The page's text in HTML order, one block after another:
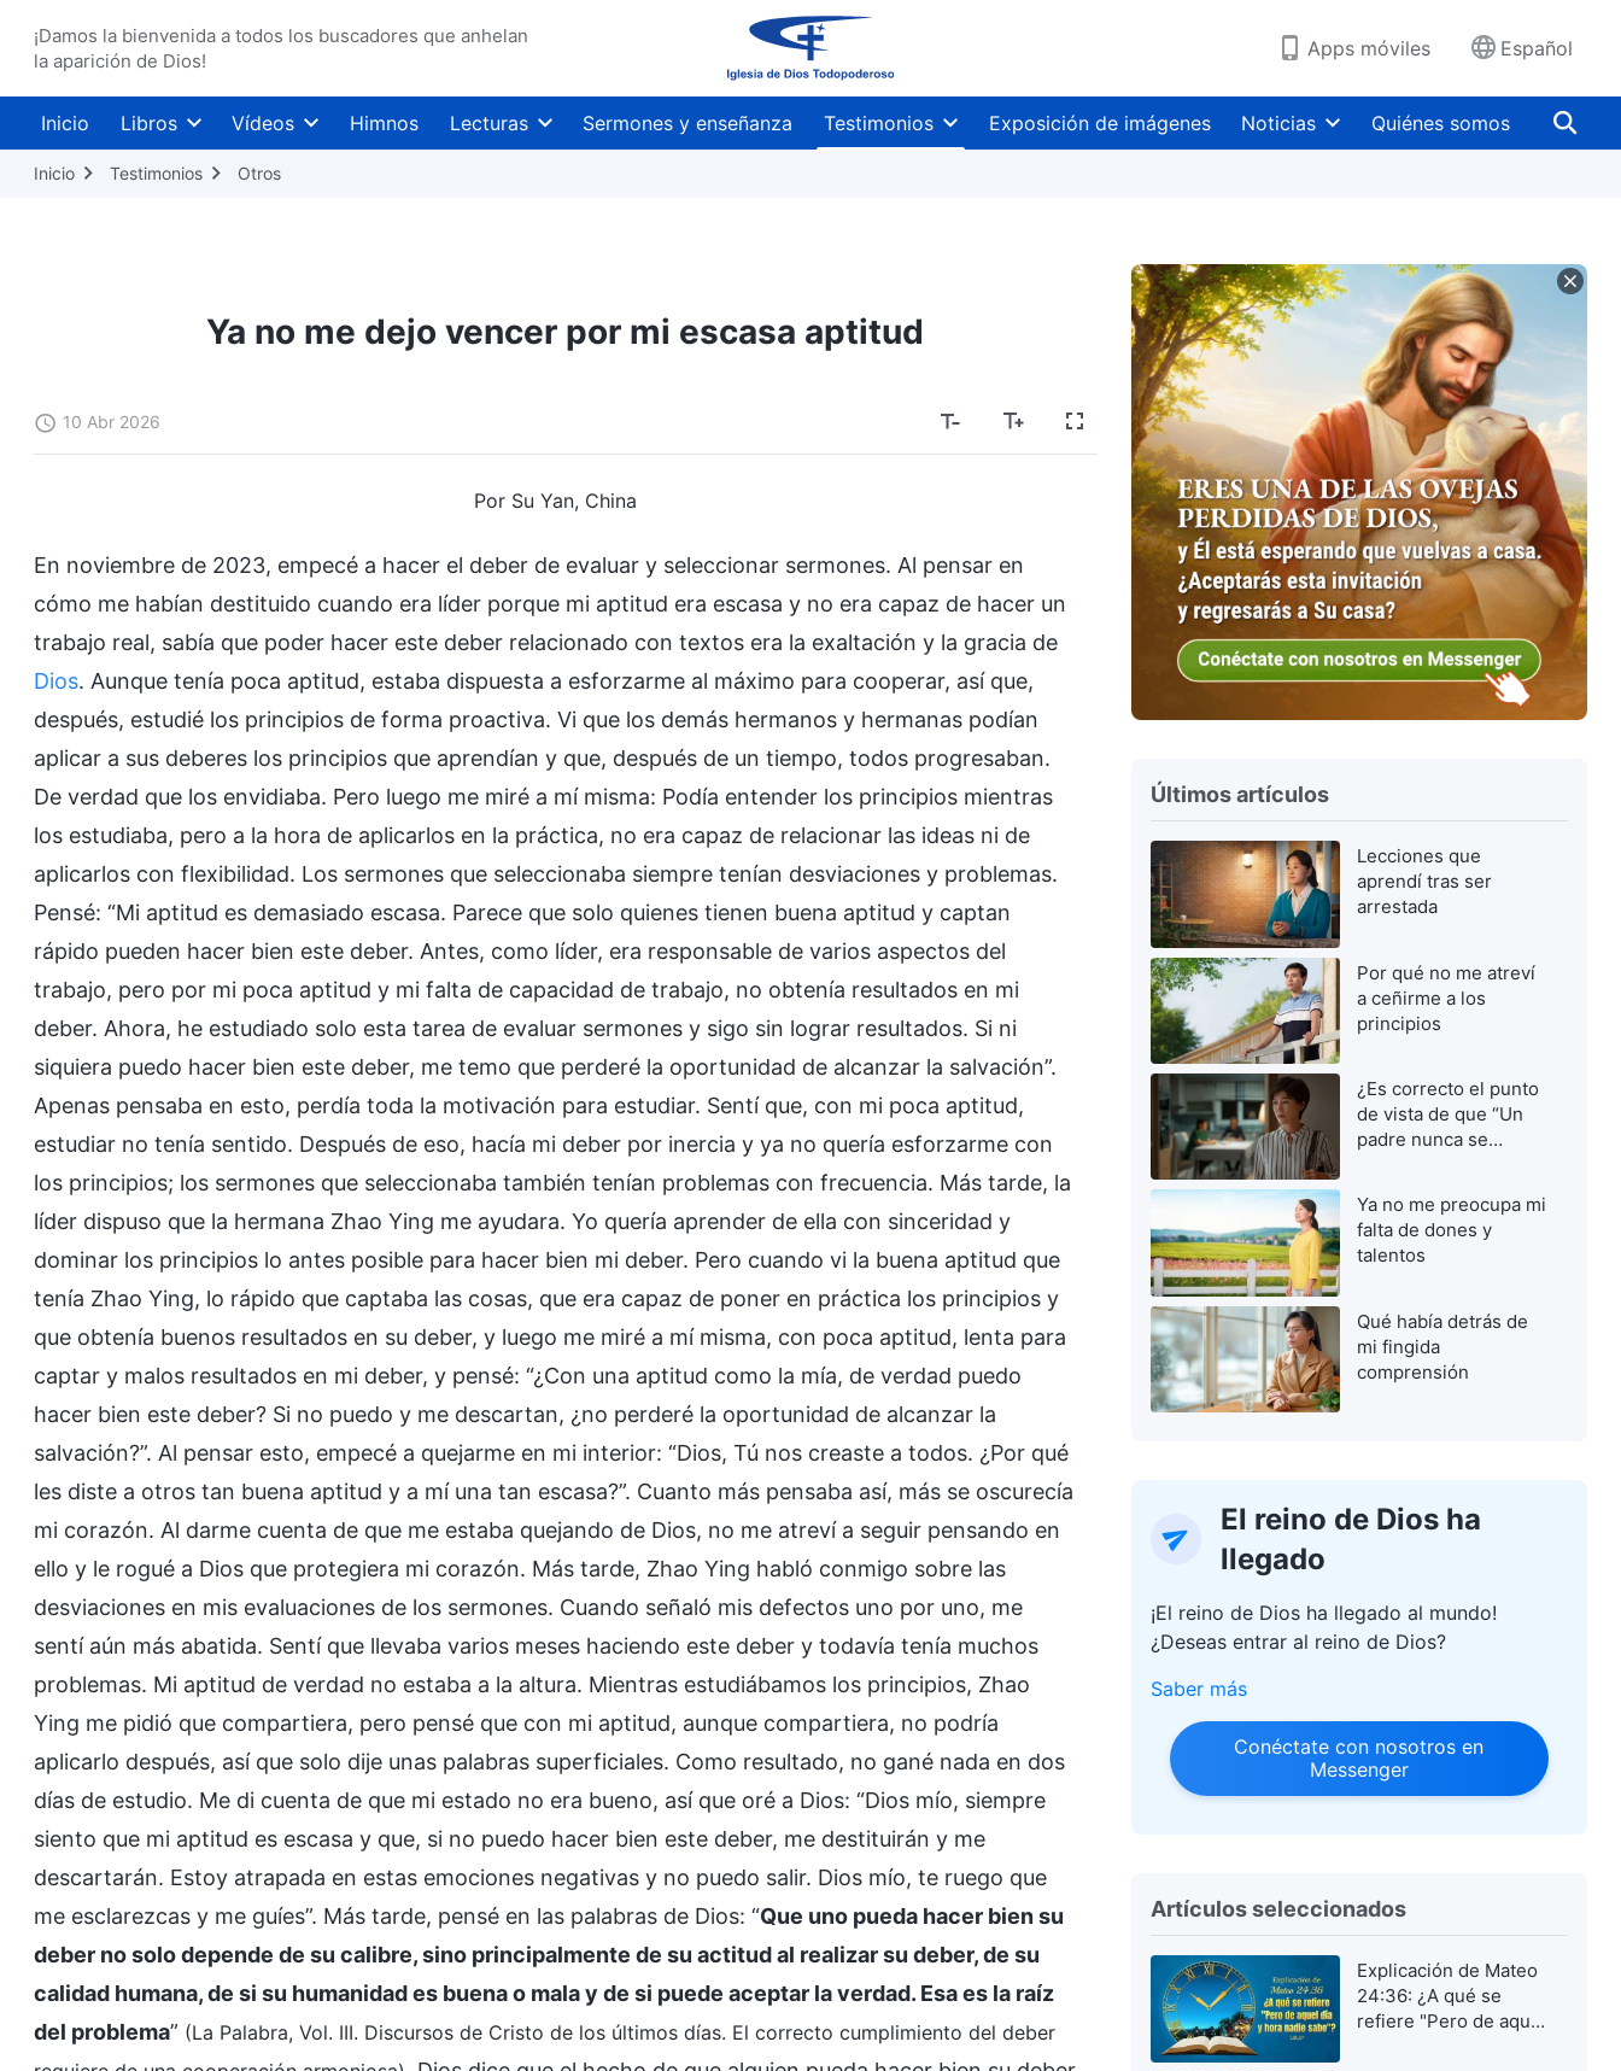
¡Damos la bienvenida a todos los buscadores que anhelan
la aparición de Dios!
Apps móviles Español
Inicio Libros Vídeos Himnos Lecturas Sermones y enseñanza Testimonios Exposición de imágenes Noticias Quiénes somos
Inicio Testimonios Otros
Ya no me dejo vencer por mi escasa aptitud
10 Abr 2026
Por Su Yan, China
En noviembre de 2023, empecé a hacer el deber de evaluar y seleccionar sermones. Al pensar en
cómo me habían destituido cuando era líder porque mi aptitud era escasa y no era capaz de hacer un
trabajo real, sabía que poder hacer este deber relacionado con textos era la exaltación y la gracia de
Dios. Aunque tenía poca aptitud, estaba dispuesta a esforzarme al máximo para cooperar, así que,
después, estudié los principios de forma proactiva. Vi que los demás hermanos y hermanas podían
aplicar a sus deberes los principios que aprendían y que, después de un tiempo, todos progresaban.
De verdad que los envidiaba. Pero luego me miré a mí misma: Podía entender los principios mientras
los estudiaba, pero a la hora de aplicarlos en la práctica, no era capaz de relacionar las ideas ni de
aplicarlos con flexibilidad. Los sermones que seleccionaba siempre tenían desviaciones y problemas.
Pensé: “Mi aptitud es demasiado escasa. Parece que solo quienes tienen buena aptitud y captan
rápido pueden hacer bien este deber. Antes, como líder, era responsable de varios aspectos del
trabajo, pero por mi poca aptitud y mi falta de capacidad de trabajo, no obtenía resultados en mi
deber. Ahora, he estudiado solo esta tarea de evaluar sermones y sigo sin lograr resultados. Si ni
siquiera puedo hacer bien este deber, me temo que perderé la oportunidad de alcanzar la salvación”.
Apenas pensaba en esto, perdía toda la motivación para estudiar. Sentí que, con mi poca aptitud,
estudiar no tenía sentido. Después de eso, hacía mi deber por inercia y ya no quería esforzarme con
los principios; los sermones que seleccionaba también tenían problemas con frecuencia. Más tarde, la
líder dispuso que la hermana Zhao Ying me ayudara. Yo quería aprender de ella con sinceridad y
dominar los principios lo antes posible para hacer bien mi deber. Pero cuando vi la buena aptitud que
tenía Zhao Ying, lo rápido que captaba las cosas, que era capaz de poner en práctica los principios y
que obtenía buenos resultados en su deber, y luego me miré a mí misma, con poca aptitud, lenta para
captar y malos resultados en mi deber, y pensé: “¿Con una aptitud como la mía, de verdad puedo
hacer bien este deber? Si no puedo y me descartan, ¿no perderé la oportunidad de alcanzar la
salvación?”. Al pensar esto, empecé a quejarme en mi interior: “Dios, Tú nos creaste a todos. ¿Por qué
les diste a otros tan buena aptitud y a mí una tan escasa?”. Cuanto más pensaba así, más se oscurecía
mi corazón. Al darme cuenta de que me estaba quejando de Dios, no me atreví a seguir pensando en
ello y le rogué a Dios que protegiera mi corazón. Más tarde, Zhao Ying habló conmigo sobre las
desviaciones en mis evaluaciones de los sermones. Cuando señaló mis defectos uno por uno, me
sentí aún más abatida. Sentí que llevaba varios meses haciendo este deber y todavía tenía muchos
problemas. Mi aptitud de verdad no estaba a la altura. Mientras estudiábamos los principios, Zhao
Ying me pidió que compartiera, pero pensé que con mi aptitud, aunque compartiera, no podría
aplicarlo después, así que solo dije unas palabras superficiales. Como resultado, no gané nada en dos
días de estudio. Me di cuenta de que mi estado no era bueno, así que oré a Dios: “Dios mío, siempre
siento que mi aptitud es escasa y que, si no puedo hacer bien este deber, me destituirán y me
descartarán. Estoy atrapada en estas emociones negativas y no puedo salir. Dios mío, te ruego que
me esclarezcas y me guíes”. Más tarde, pensé en las palabras de Dios: “Que uno pueda hacer bien su
deber no solo depende de su calibre, sino principalmente de su actitud al realizar su deber, de su
calidad humana, de si su humanidad es buena o mala y de si puede aceptar la verdad. Esa es la raíz
del problema” (La Palabra, Vol. III. Discursos de Cristo de los últimos días. El correcto cumplimiento del deber
Últimos artículos
Lecciones que
aprendí tras ser
arrestada
Por qué no me atreví
a ceñirme a los
principios
¿Es correcto el punto
de vista de que “Un
padre nunca se
Ya no me preocupa mi
falta de dones y
talentos
Qué había detrás de
mi fingida
comprensión
El reino de Dios ha
llegado
¡El reino de Dios ha llegado al mundo!
¿Deseas entrar al reino de Dios?
Saber más
Conéctate con nosotros en
Messenger
Artículos seleccionados
Explicación de Mateo
24:36: ¿A qué se
refiere "Pero de aquel